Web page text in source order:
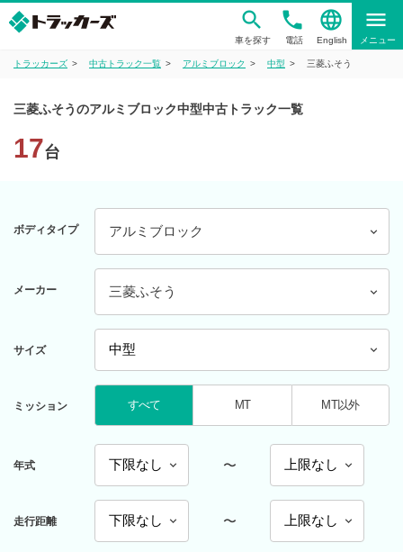
車を探す
phone
電話
language
English
menu
メニュー
トラッカーズ 中古トラック一覧 アルミブロック 中型 三菱ふそう
三菱ふそうのアルミブロック中型中古トラック一覧
17台
ボディタイプ アルミブロック
メーカー 三菱ふそう
サイズ
ミッション すべて MT MT以外
年式 〜
走行距離 〜